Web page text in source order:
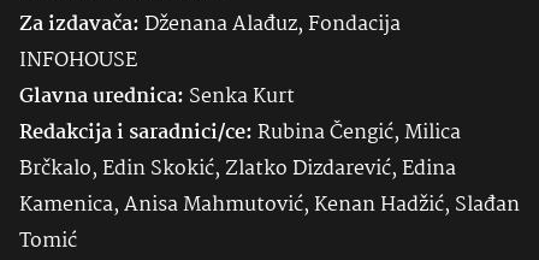
Za izdavača:Dženana Alađuz, Fondacija
INFOHOUSE
Glavna urednica: SenkaKurt
Redakcija i saradnici/ce:Rubina Čengić, Milica
Brčkalo, Edin Skokić, Zlatko Dizdarević, Edina
Kamenica, Anisa Mahmutović, Kenan Hadžić, Slađan
Tomić